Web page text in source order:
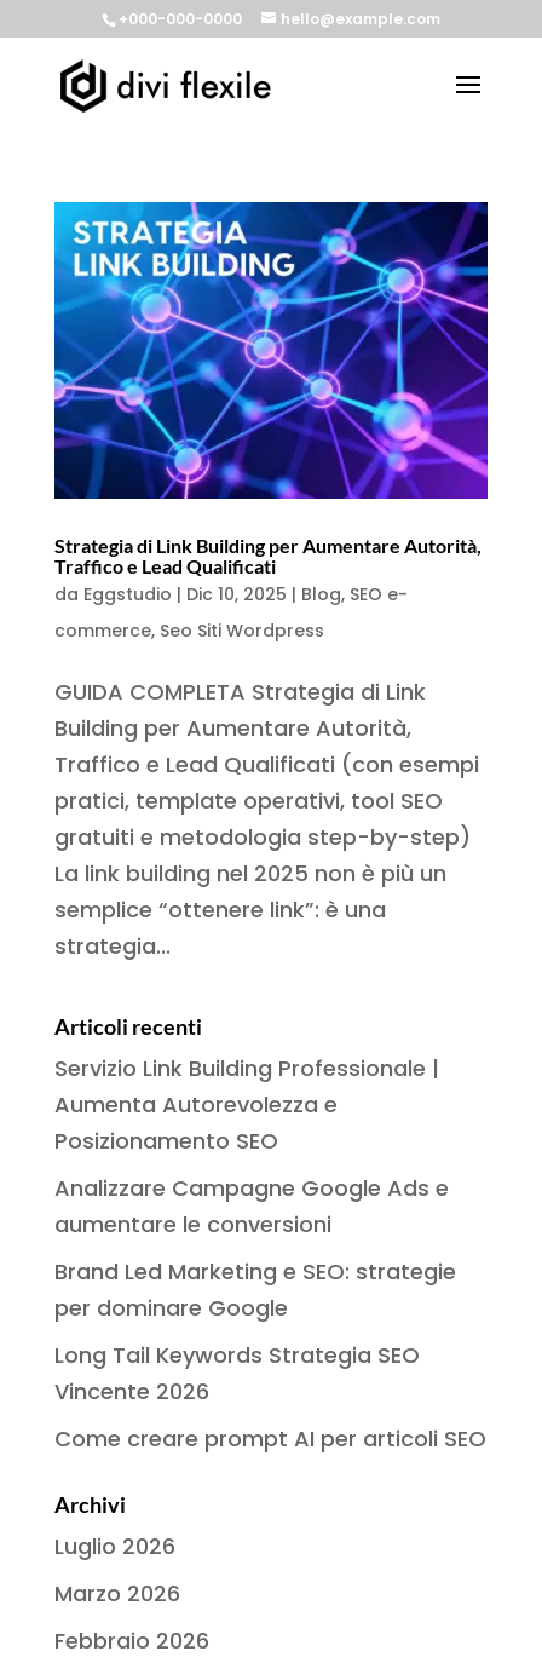
+000-000-0000 hello@example.com
Strategia di Link Building per Aumentare Autorità,
Traffico e Lead Qualificati
da Eggstudio | Dic 10, 2025 | Blog, SEO e-
commerce, Seo Siti Wordpress
GUIDA COMPLETA Strategia di Link
Building per Aumentare Autorità,
Traffico e Lead Qualificati (con esempi
pratici, template operativi, tool SEO
gratuiti e metodologia step-by-step)
La link building nel 2025 non è più un
semplice “ottenere link”: è una
strategia...
Articoli recenti
Servizio Link Building Professionale |
Aumenta Autorevolezza e
Posizionamento SEO
Analizzare Campagne Google Ads e
aumentare le conversioni
Brand Led Marketing e SEO: strategie
per dominare Google
Long Tail Keywords Strategia SEO
Vincente 2026
Come creare prompt AI per articoli SEO
Archivi
Luglio 2026
Marzo 2026
Febbraio 2026